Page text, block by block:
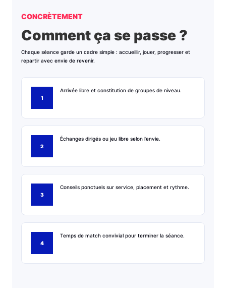
CONCRÈTEMENT
Comment ça se passe ?
Chaque séance garde un cadre simple : accueillir, jouer, progresser et
repartir avec envie de revenir.
Arrivée libre et constitution de groupes de niveau.
Échanges dirigés ou jeu libre selon l’envie.
Conseils ponctuels sur service, placement et rythme.
Temps de match convivial pour terminer la séance.